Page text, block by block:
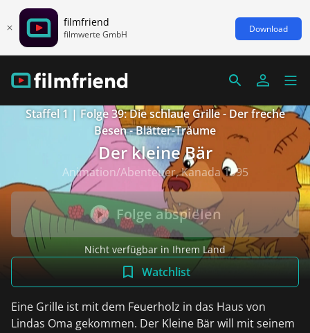
filmfriend
filmwerte GmbH Download
Staffel 1 | Folge 39: Die schlaue Grille - Der freche
Besen - Blätter-Träume
Der kleine Bär
Animation/Abenteuer, Kanada 1995
Folge abspielen
Nicht verfügbar in Ihrem Land
Watchlist
Eine Grille ist mit dem Feuerholz in das Haus von
Lindas Oma gekommen. Der Kleine Bär will mit seinem